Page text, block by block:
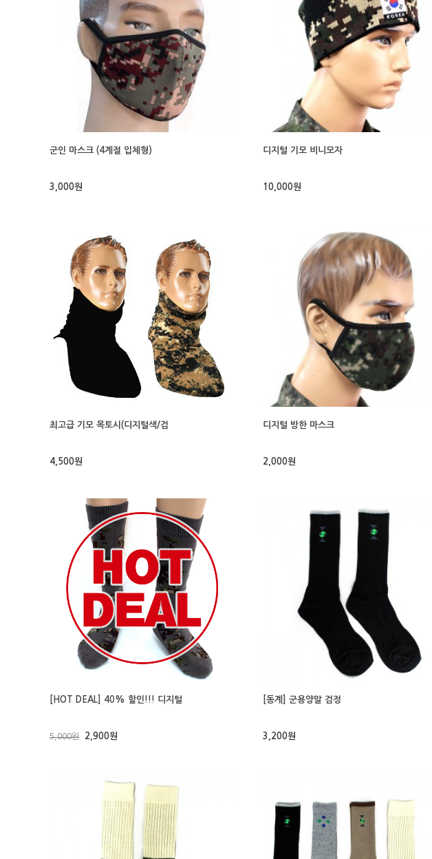
군인 마스크 (4계절 입체형)
3,000원
디지털 기모 비니모자
10,000원
최고급 기모 목토시(디지털색/검
4,500원
디지털 방한 마스크
2,000원
[HOT DEAL] 40% 할인!!! 디지털
5,000원 2,900원
[동계] 군용양말 검정
3,200원